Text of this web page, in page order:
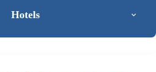
Hotels